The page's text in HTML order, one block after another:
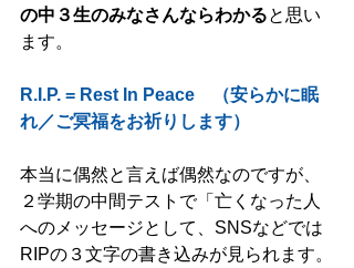
の中３生のみなさんならわかると思い
ます。
R.I.P. = Rest In Peace　（安らかに眠
れ／ご冥福をお祈りします）
本当に偶然と言えば偶然なのですが、
２学期の中間テストで「亡くなった人
へのメッセージとして、SNSなどでは
RIPの３文字の書き込みが見られます。